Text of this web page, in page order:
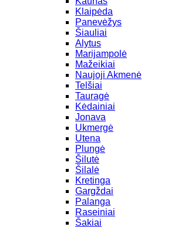
Klaipėda
Panevėžys
Šiauliai
Alytus
Marijampolė
Mažeikiai
Naujoji Akmenė
Telšiai
Tauragė
Kėdainiai
Jonava
Ukmergė
Utena
Plungė
Šilutė
Šilalė
Kretinga
Gargždai
Palanga
Raseiniai
Šakiai